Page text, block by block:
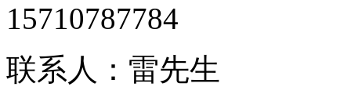
15710787784
联系人：雷先生